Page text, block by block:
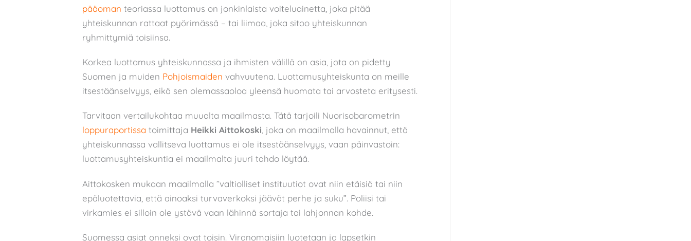
pääoman teoriassa luottamus on jonkinlaista voiteluainetta, joka pitää
yhteiskunnan rattaat pyörimässä – tai liimaa, joka sitoo yhteiskunnan
ryhmittymiä toisiinsa.
Korkea luottamus yhteiskunnassa ja ihmisten välillä on asia, jota on pidetty
Suomen ja muiden Pohjoismaiden vahvuutena. Luottamusyhteiskunta on meille
itsestäänselvyys, eikä sen olemassaoloa yleensä huomata tai arvosteta eritysesti.
Tarvitaan vertailukohtaa muualta maailmasta. Tätä tarjoili Nuorisobarometrin
loppuraportissa toimittaja Heikki Aittokoski, joka on maailmalla havainnut, että
yhteiskunnassa vallitseva luottamus ei ole itsestäänselvyys, vaan päinvastoin:
luottamusyhteiskuntia ei maailmalta juuri tahdo löytää.
Aittokosken mukaan maailmalla ”valtiolliset instituutiot ovat niin etäisiä tai niin
epäluotettavia, että ainoaksi turvaverkoksi jäävät perhe ja suku”. Poliisi tai
virkamies ei silloin ole ystävä vaan lähinnä sortaja tai lahjonnan kohde.
Suomessa asiat onneksi ovat toisin. Viranomaisiin luotetaan ja lapsetkin